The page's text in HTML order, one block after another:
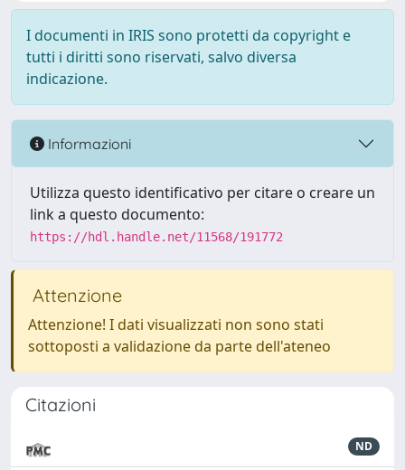
I documenti in IRIS sono protetti da copyright e
tutti i diritti sono riservati, salvo diversa
indicazione.
Informazioni
Utilizza questo identificativo per citare o creare un
link a questo documento:
https://hdl.handle.net/11568/191772
Attenzione
Attenzione! I dati visualizzati non sono stati
sottoposti a validazione da parte dell'ateneo
Citazioni
ND